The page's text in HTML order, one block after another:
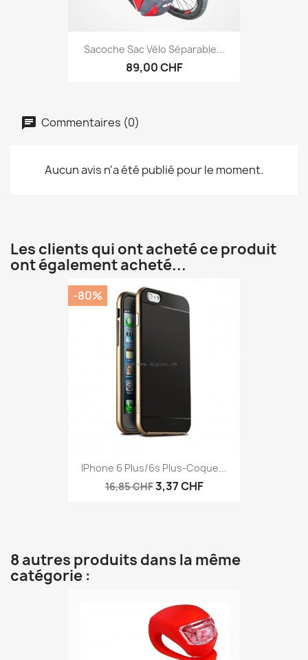
Sacoche Sac Vélo Séparable...
89,00 CHF
Commentaires (0)
Aucun avis n'a été publié pour le moment.
Les clients qui ont acheté ce produit
ont également acheté...
IPhone 6 Plus/6s Plus-Coque...
16,85 CHF3,37 CHF
-80%
8 autres produits dans la même
catégorie :